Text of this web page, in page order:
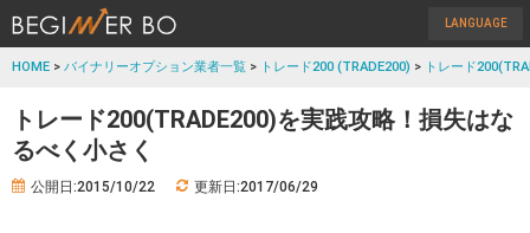
LANGUAGE
HOME > バイナリーオプション業者一覧 > トレード200 (TRADE200) > トレード
トレード200(TRADE200)を実践攻略！損失はな
るべく小さく
公開日:2015/10/22 更新日:2017/06/29